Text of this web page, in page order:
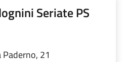
Seriate PS
Paderno, 21